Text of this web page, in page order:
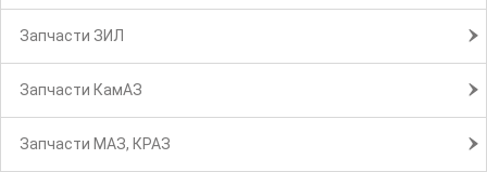
Запчасти ЗИЛ
Запчасти КамАЗ
Запчасти МАЗ, КРАЗ